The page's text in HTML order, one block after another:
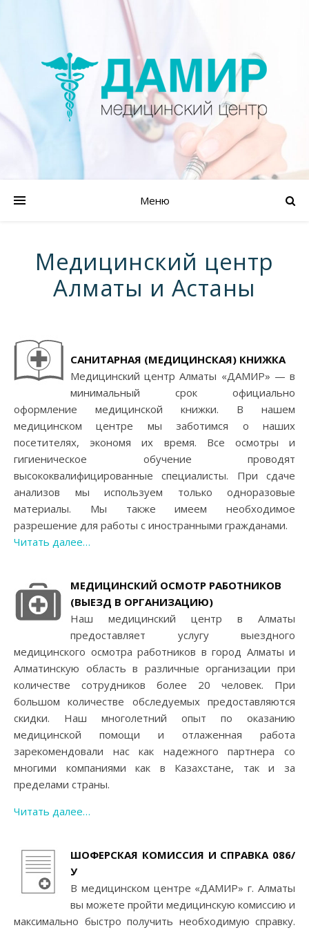
Меню
Медицинский центр
Алматы и Астаны
САНИТАРНАЯ (МЕДИЦИНСКАЯ) КНИЖКА
Медицинский центр Алматы «ДАМИР» — в
минимальный срок официально
оформление медицинской книжки. В нашем
медицинском центре мы заботимся о наших
посетителях, экономя их время. Все осмотры и
гигиеническое обучение проводят
высококвалифицированные специалисты. При сдаче
анализов мы используем только одноразовые
материалы. Мы также имеем необходимое
разрешение для работы с иностранными гражданами.
Читать далее…
МЕДИЦИНСКИЙ ОСМОТР РАБОТНИКОВ
(ВЫЕЗД В ОРГАНИЗАЦИЮ)
Наш медицинский центр в Алматы
предоставляет услугу выездного
медицинского осмотра работников в город Алматы и
Алматинскую область в различные организации при
количестве сотрудников более 20 человек. При
большом количестве обследуемых предоставляются
скидки. Наш многолетний опыт по оказанию
медицинской помощи и отлаженная работа
зарекомендовали нас как надежного партнера со
многими компаниями как в Казахстане, так и за
пределами страны.
Читать далее…
ШОФЕРСКАЯ КОМИССИЯ И СПРАВКА 086/
У
В медицинском центре «ДАМИР» г. Алматы
вы можете пройти медицинскую комиссию и
максимально быстро получить необходимую справку.